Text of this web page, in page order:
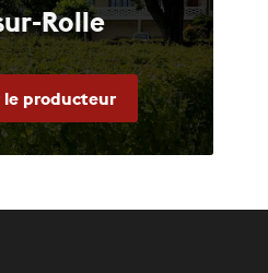
Rolle
le producteur